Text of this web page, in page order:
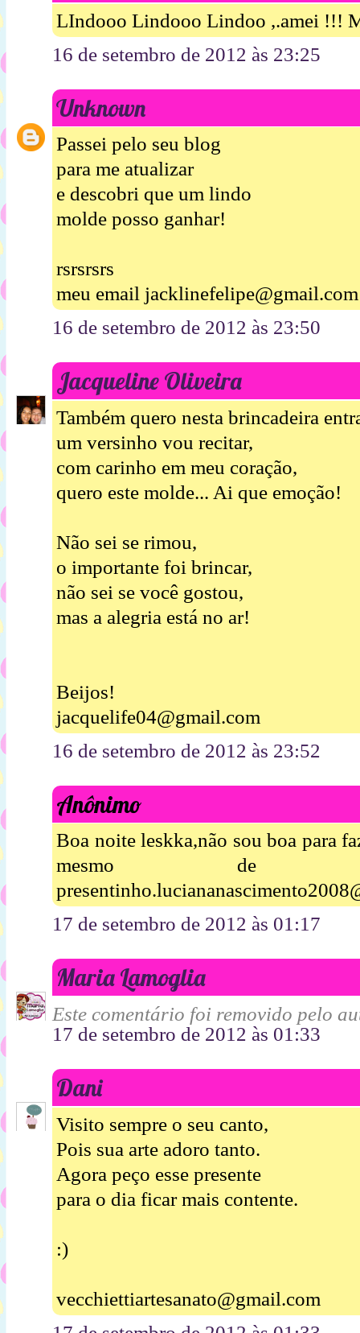
LIndooo Lindooo Lindoo ,.amei !!!
16 de setembro de 2012 às 23:25
Unknown
Passei pelo seu blog
para me atualizar
e descobri que um lindo
molde posso ganhar!
rsrsrsrs
meu email jacklinefelipe@gmail.com
16 de setembro de 2012 às 23:50
Jacqueline Oliveira
Também quero nesta brincadeira
um versinho vou recitar,
com carinho em meu coração,
quero este molde... Ai que emoção!
Não sei se rimou,
o importante foi brincar,
não sei se você gostou,
mas a alegria está no ar!
Beijos!
jacquelife04@gmail.com
16 de setembro de 2012 às 23:52
Anônimo
Boa noite leskka,não sou boa para
mesmo de
17 de setembro de 2012 às 01:17
Maria Lamoglia
Este comentário foi removido pelo
17 de setembro de 2012 às 01:33
Dani
Visito sempre o seu canto,
Pois sua arte adoro tanto.
Agora peço esse presente
para o dia ficar mais contente.
:)
vecchiettiartesanato@gmail.com